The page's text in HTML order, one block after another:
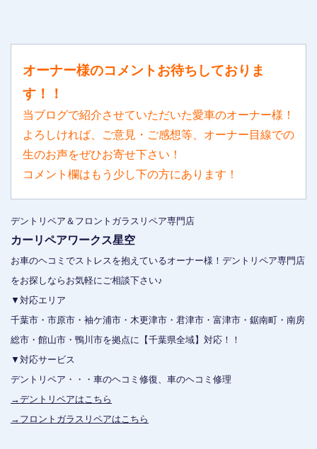
オーナー様のコメントお待ちしておりま
す！！
当ブログで紹介させていただいた愛車のオーナー様！
よろしければ、ご意見・ご感想等、オーナー目線での
生のお声をぜひお寄せ下さい！
コメント欄はもう少し下の方にあります！
デントリペア＆フロントガラスリペア専門店
カーリペアワークス星空
お車のヘコミでストレスを抱えているオーナー様！デントリペア専門店
をお探しならお気軽にご相談下さい♪
▼対応エリア
千葉市・市原市・袖ケ浦市・木更津市・君津市・富津市・鋸南町・南房
総市・館山市・鴨川市を拠点に【千葉県全域】対応！！
▼対応サービス
デントリペア・・・車のヘコミ修復、車のヘコミ修理
→デントリペアはこちら
→フロントガラスリペアはこちら